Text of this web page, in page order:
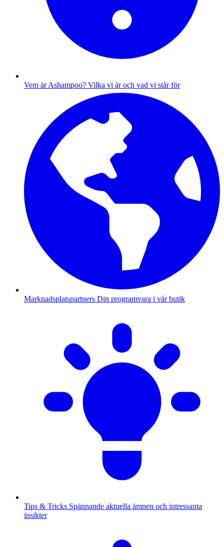
Vem är Ashampoo? Vilka vi är och vad vi står för
Marknadsplatspartners Din programvara i vår butik
Tips & Tricks Spännande aktuella ämnen och intressanta
insikter